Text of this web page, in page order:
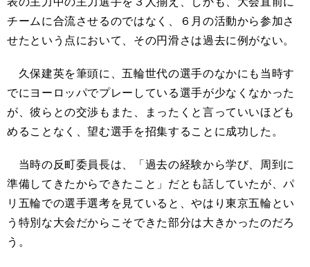
チームに合流させるのではなく、６月の活動から参加さ
せたという点において、その円滑さは過去に例がない。
久保建英を筆頭に、五輪世代の選手のなかにも当時す
でにヨーロッパでプレーしている選手が少なくなかった
が、彼らとの交渉もまた、まったくと言っていいほども
めることなく、望む選手を招集することに成功した。
当時の反町委員長は、「過去の経験から学び、周到に
準備してきたからできたこと」だとも話していたが、パ
リ五輪での選手選考を見ていると、やはり東京五輪とい
う特別な大会だからこそできた部分は大きかったのだろ
う。